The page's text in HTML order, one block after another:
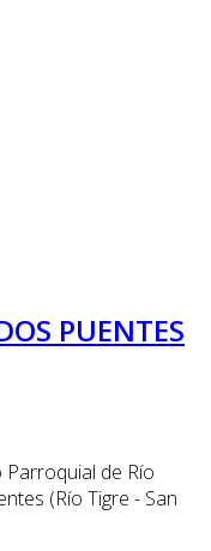
PUENTES
de Río
(Río Tigre - San